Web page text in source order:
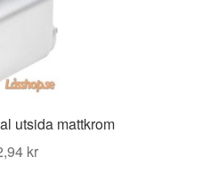
utsida mattkrom
kr